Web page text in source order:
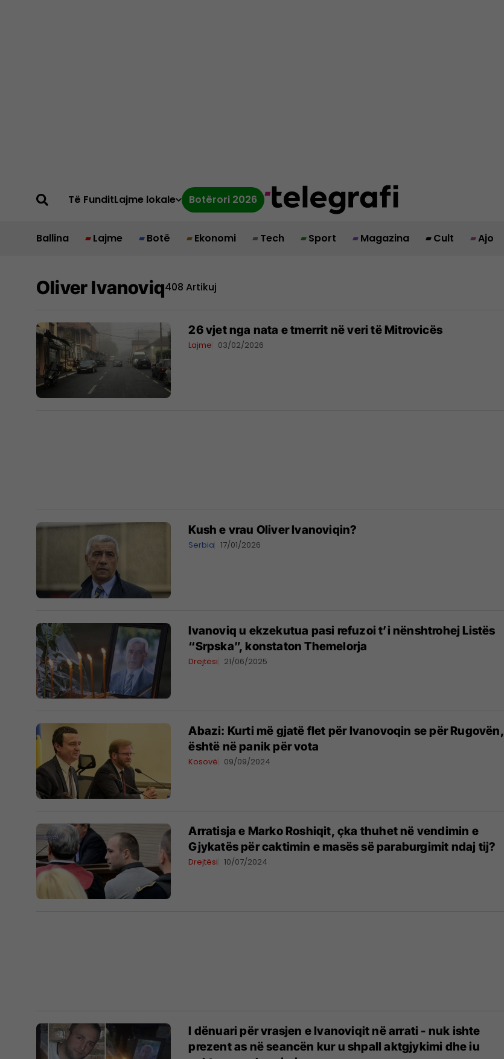
Të FunditLajme lokale Botërori 2026
Ballina Lajme Botë Ekonomi Tech Sport Magazina Cult Ajo
Oliver Ivanoviq408 Artikuj
26 vjet nga nata e tmerrit në veri të Mitrovicës
Lajme 03/02/2026
Kush e vrau Oliver Ivanoviqin?
Serbia 17/01/2026
Ivanoviq u ekzekutua pasi refuzoi t’i nënshtrohej Listës
“Srpska”, konstaton Themelorja
Drejtësi 21/06/2025
Abazi: Kurti më gjatë flet për Ivanovoqin se për Rugovën,
është në panik për vota
Kosovë 09/09/2024
Arratisja e Marko Roshiqit, çka thuhet në vendimin e
Gjykatës për caktimin e masës së paraburgimit ndaj tij?
Drejtësi 10/07/2024
I dënuari për vrasjen e Ivanoviqit në arrati - nuk ishte
prezent as në seancën kur u shpall aktgjykimi dhe iu